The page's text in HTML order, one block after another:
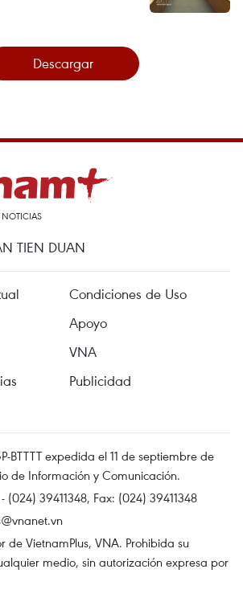
Descargar
TIEN DUAN
Condiciones de Uso
Apoyo
VNA
Publicidad
BTTTT expedida el 11 de septiembre de
de Información y Comunicación.
(024) 39411348, Fax: (024) 39411348
VietnamPlus, VNA. Prohibida su
medio, sin autorización expresa por